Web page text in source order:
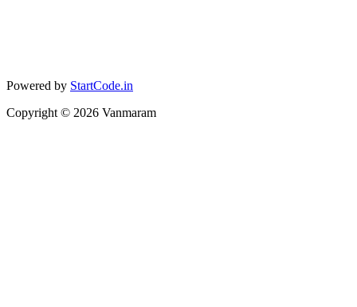
Powered by StartCode.in
Copyright © 2026 Vanmaram